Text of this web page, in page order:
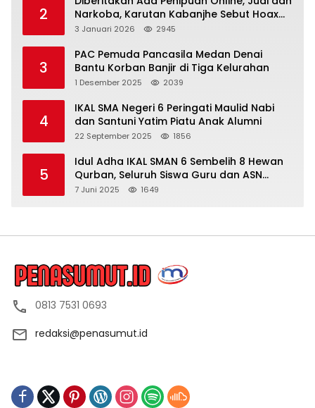
2
Narkoba, Karutan Kabanjhe Sebut Hoax
dan Berita Tak Beryanggungjawab
3 Januari 2026 2945
3
PAC Pemuda Pancasila Medan Denai
Bantu Korban Banjir di Tiga Kelurahan
1 Desember 2025 2039
4
IKAL SMA Negeri 6 Peringati Maulid Nabi
dan Santuni Yatim Piatu Anak Alumni
22 September 2025 1856
5
Idul Adha IKAL SMAN 6 Sembelih 8 Hewan
Qurban, Seluruh Siswa Guru dan ASN
Dapat Daging
7 Juni 2025 1649
0813 7531 0693
redaksi@penasumut.id